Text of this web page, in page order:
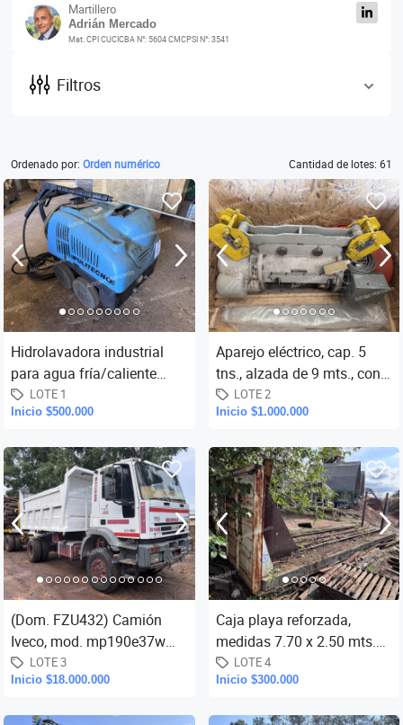
Martillero
Adrián Mercado
Mat. CPI CUCICBA N°: 5604 CMCPSI N°: 3541
Filtros
Ordenado por: Orden numérico Cantidad de lotes: 61
Hidrolavadora industrial
para agua fría/caliente
Simpa, mod. Omega, tipo
170.12, año 2005, presión d
LOTE 1
Inicio $500.000
Aparejo eléctrico, cap. 5
tns., alzada de 9 mts., con
motor de 7.5 kw., botonera
y doble carro para
LOTE 2
Inicio $1.000.000
(Dom. FZU432) Camión
Iveco, mod. mp190e37w
Eurotrakker, tracción 4x4
permanente, año modelo
LOTE 3
Inicio $18.000.000
Caja playa reforzada,
medidas 7.70 x 2.50 mts.
(como se encuentra).-
LOTE 4
Inicio $300.000